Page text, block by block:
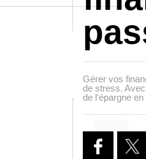
Gérer vos
de stress.
de l'épargne